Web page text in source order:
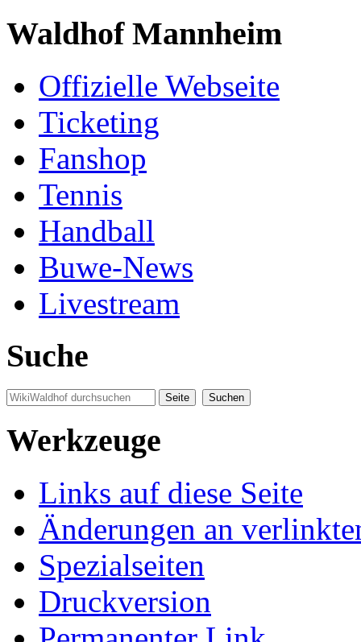
Waldhof Mannheim
Offizielle Webseite
Ticketing
Fanshop
Tennis
Handball
Buwe-News
Livestream
Suche
Werkzeuge
Links auf diese Seite
Änderungen an
Spezialseiten
Druckversion